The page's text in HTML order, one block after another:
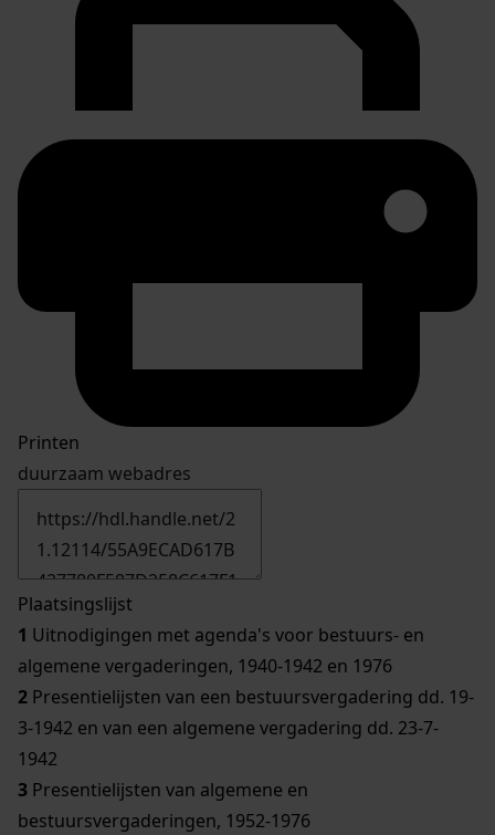
Printen
duurzaam webadres
Plaatsingslijst
1 Uitnodigingen met agenda's voor bestuurs- en
algemene vergaderingen, 1940-1942 en 1976
2 Presentielijsten van een bestuursvergadering dd. 19-
3-1942 en van een algemene vergadering dd. 23-7-
1942
3 Presentielijsten van algemene en
bestuursvergaderingen, 1952-1976